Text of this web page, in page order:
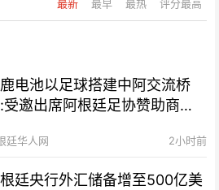
最新 最早 最热 评分最高
电池以足球搭建中阿交流桥
受邀出席阿根廷足协赞助商招
廷华人网 2小时前
廷央行外汇储备增至500亿美